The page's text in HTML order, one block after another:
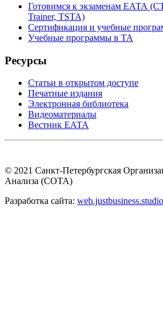
Готовимся к экзаменам ЕАТА
Trainer, TSTA)
Сертификация и учебные
Учебные программы в ТА
Ресурсы
Статьи в открытом доступе
Печатные издания
Электронная библиотека
Видеоматериалы
Вестник ЕАТА
© 2021 Санкт-Петербургская
Анализа (СОТА)
Разработка сайта: web.justbusiness.studio